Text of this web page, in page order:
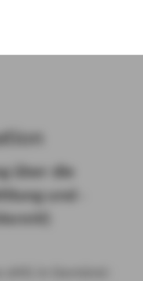
über die
und -​